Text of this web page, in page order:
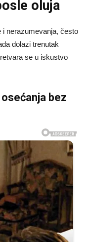
oluja
i nerazumevanja, često
dolazi trenutak
se u iskustvo
bez